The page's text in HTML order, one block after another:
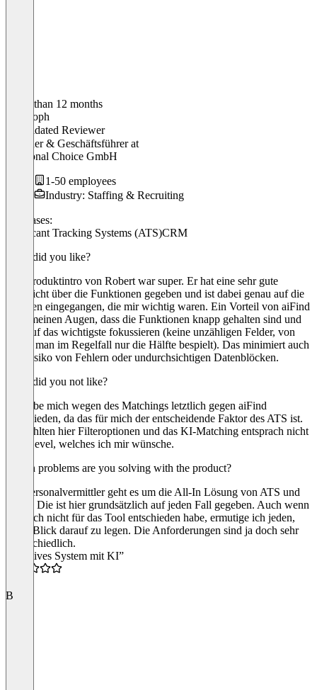
Older than 12 months
Christoph
Validated Reviewer
Gründer & Geschäftsführerat
Peersonal Choice GmbH
1-50 employees
Industry: Staffing & Recruiting
Use cases:
Applicant Tracking Systems (ATS)CRM
What did you like?
Das Produktintro von Robert war super. Er hat eine sehr gute
Übersicht über die Funktionen gegeben und ist dabei genau auf die
Themen eingegangen, die mir wichtig waren. Ein Vorteil von aiFind
ist in meinen Augen, dass die Funktionen knapp gehalten sind und
sich auf das wichtigste fokussieren (keine unzähligen Felder, von
denen man im Regelfall nur die Hälfte bespielt). Das minimiert auch
das Risiko von Fehlern oder undurchsichtigen Datenblöcken.
What did you not like?
Ich habe mich wegen des Matchings letztlich gegen aiFind
entschieden, da das für mich der entscheidende Faktor des ATS ist.
Mir fehlten hier Filteroptionen und das KI-Matching entsprach nicht
dem Level, welches ich mir wünsche.
Which problems are you solving with the product?
Als Personalvermittler geht es um die All-In Lösung von ATS und
CRM. Die ist hier grundsätzlich auf jeden Fall gegeben. Auch wenn
ich mich nicht für das Tool entschieden habe, ermutige ich jeden,
einen Blick darauf zu legen. Die Anforderungen sind ja doch sehr
unterschiedlich.
“Intuitives System mit KI”
B